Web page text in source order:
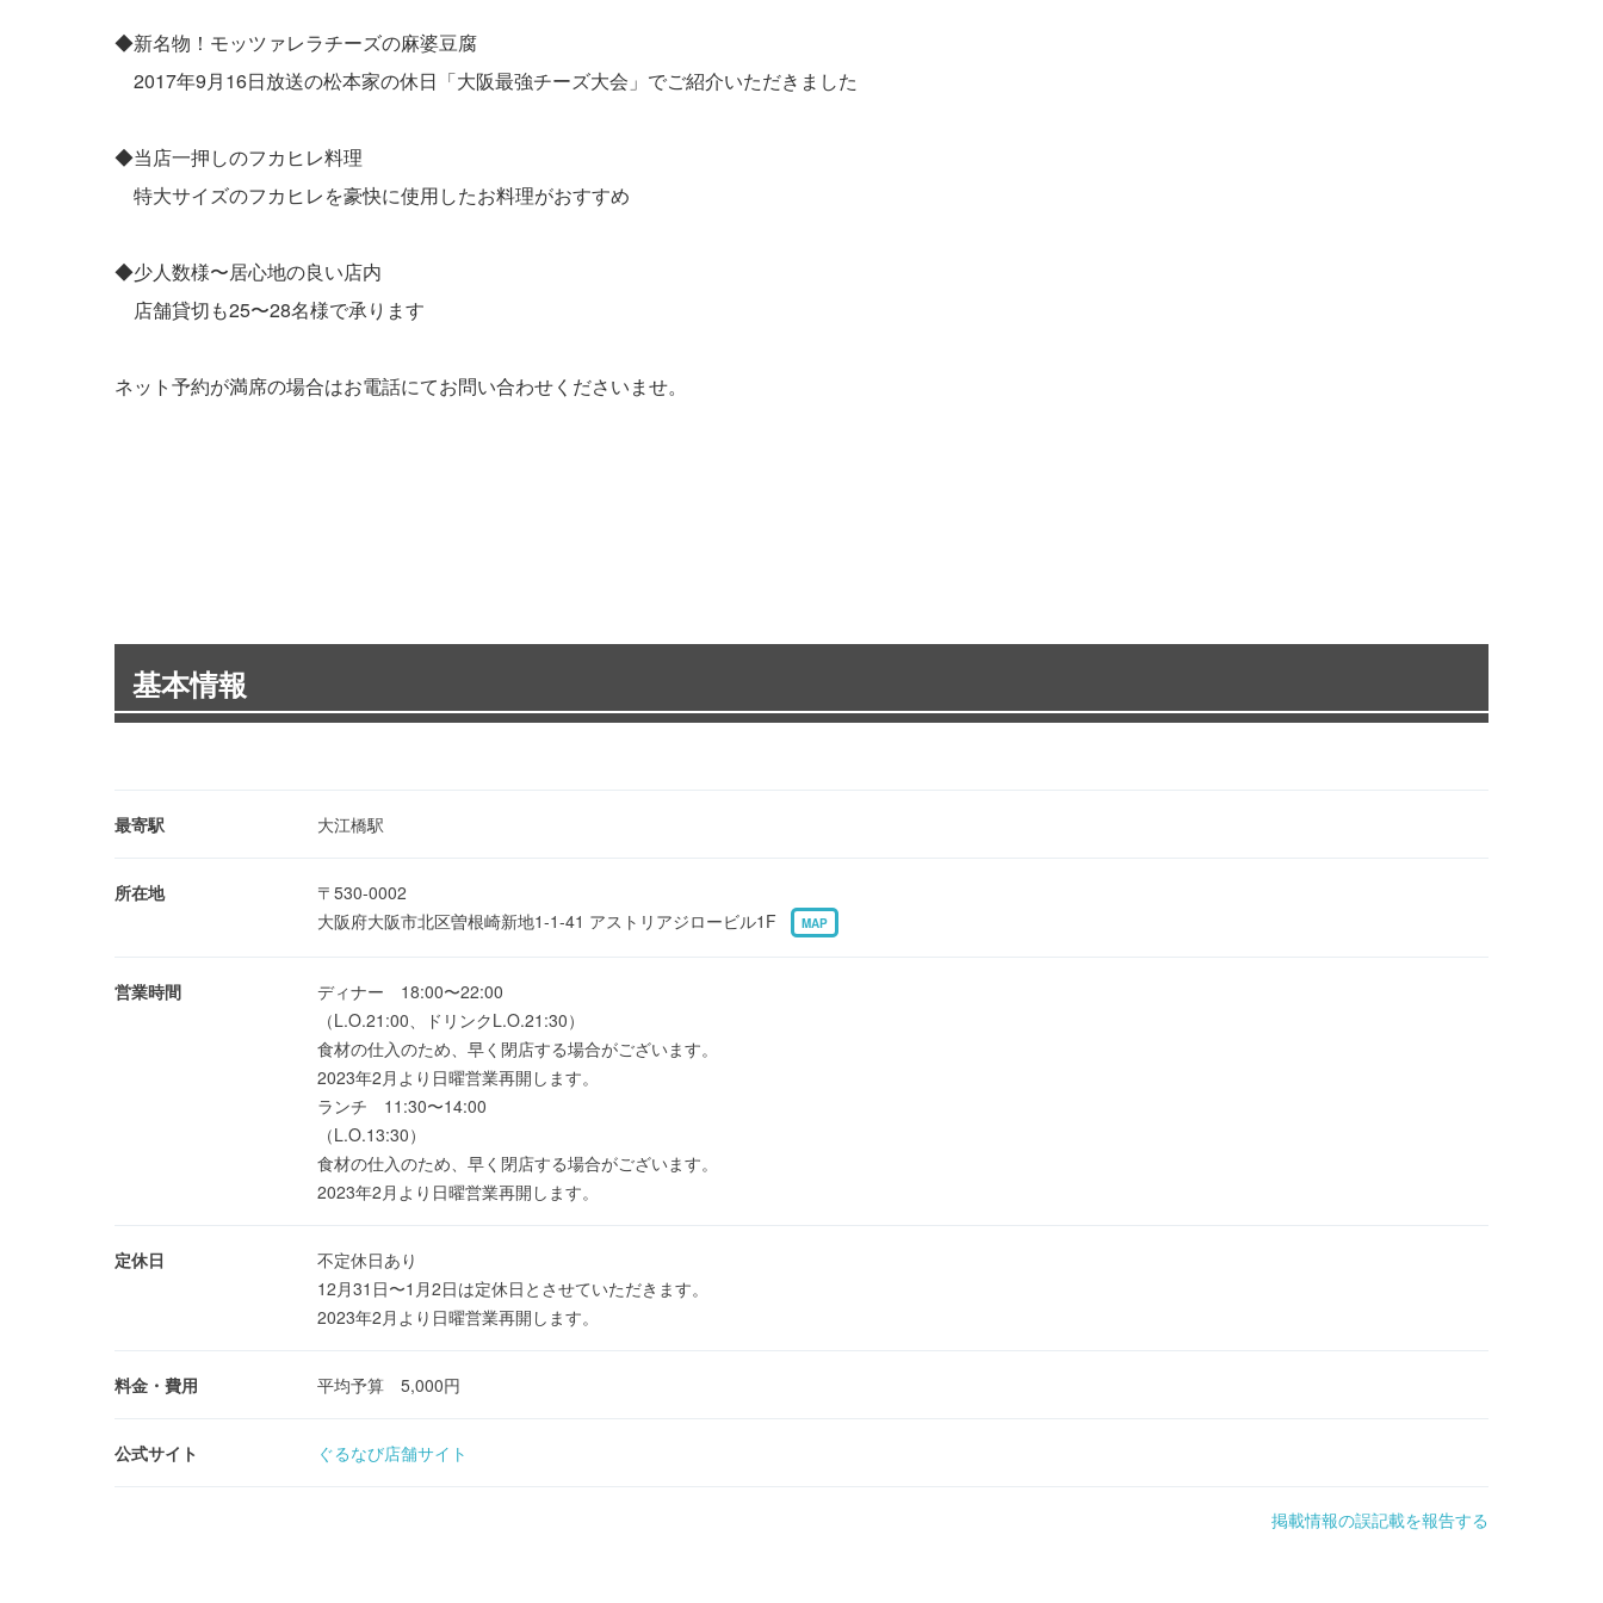
◆新名物！モッツァレラチーズの麻婆豆腐
2017年9月16日放送の松本家の休日「大阪最強チーズ大会」でご紹介いただきました
◆当店一押しのフカヒレ料理
特大サイズのフカヒレを豪快に使用したお料理がおすすめ
◆少人数様〜居心地の良い店内
店舗貸切も25〜28名様で承ります
ネット予約が満席の場合はお電話にてお問い合わせくださいませ。
基本情報
最寄駅 大江橋駅
所在地
〒530-0002
大阪府大阪市北区曽根崎新地1-1-41 アストリアジロービル1F
MAP
営業時間
ディナー 18:00〜22:00
（L.O.21:00、ドリンクL.O.21:30）
食材の仕入のため、早く閉店する場合がございます。
2023年2月より日曜営業再開します。
ランチ 11:30〜14:00
（L.O.13:30）
食材の仕入のため、早く閉店する場合がございます。
2023年2月より日曜営業再開します。
定休日
不定休日あり
12月31日〜1月2日は定休日とさせていただきます。
2023年2月より日曜営業再開します。
料金・費用 平均予算 5,000円
公式サイト ぐるなび店舗サイト
掲載情報の誤記載を報告する